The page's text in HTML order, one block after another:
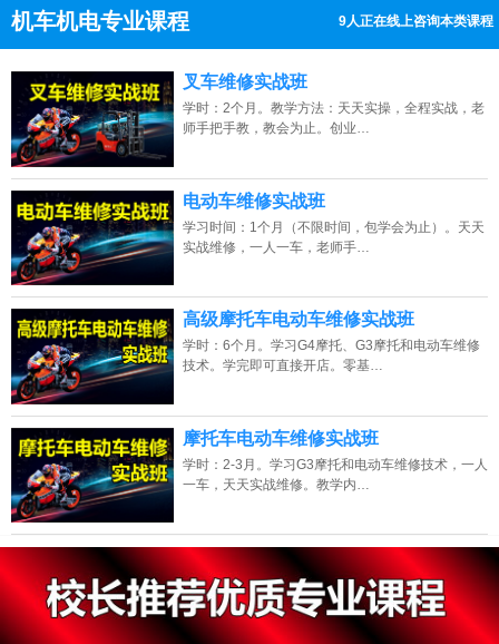
机车机电专业课程 3人正在线上咨询本类课程
点击免费咨询电话：13807313137
叉车维修实战班
学时：2个月。教学方法：天天实操，全程实战，老
师手把手教，教会为止。创业…
电动车维修实战班
学习时间：1个月（不限时间，包学会为止）。天天
实战维修，一人一车，老师手…
高级摩托车电动车维修实战班
学时：6个月。学习G4摩托、G3摩托和电动车维修
技术。学完即可直接开店。零基…
摩托车电动车维修实战班
学时：2-3月。学习G3摩托和电动车维修技术，一人
一车，天天实战维修。教学内…
西藏的网友正进入本页访问